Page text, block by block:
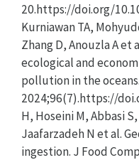
20.https://doi.org/
Kurniawan TA,
Zhang D, Anouzla A et
ecological and
pollution in the
2024;96(7).https://
H, Hoseini M, Abbasi
Jaafarzadeh N et al.
ingestion. J Food